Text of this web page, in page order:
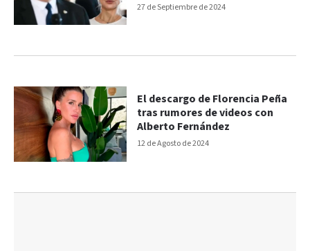
27 de Septiembre de 2024
Fabiola Yañez
12 de Agosto de 2024
El descargo de Florencia Peña
tras rumores de videos con
Alberto Fernández